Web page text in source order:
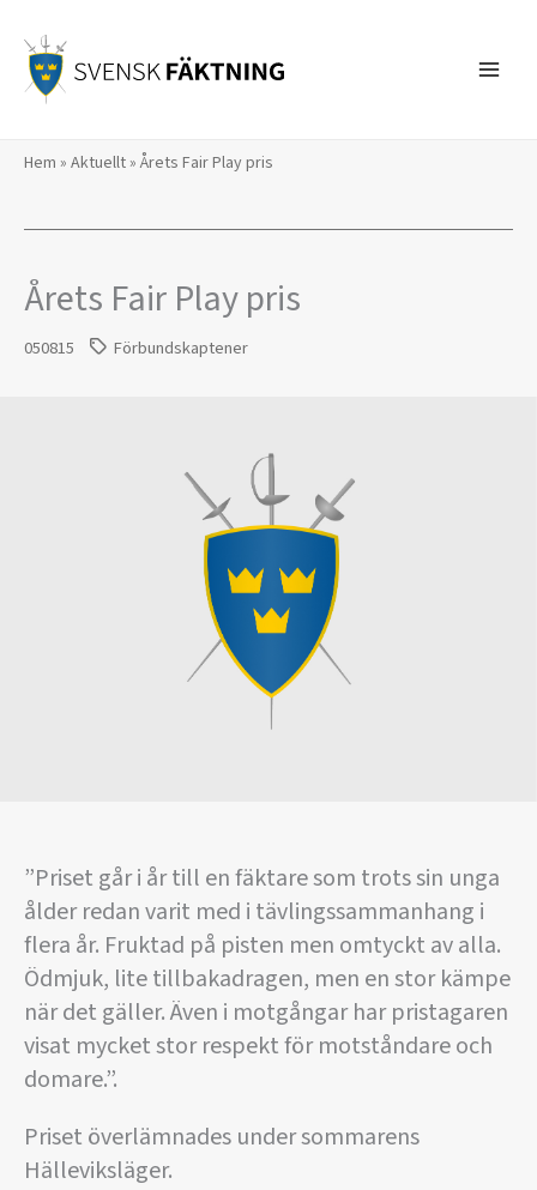
innehåll
Hem » Aktuellt»Årets Fair Play pris
Årets Fair Play pris
050815 Förbundskaptener
”Priset går i år till en fäktare som trots sin unga
ålder redan varit med i tävlingssammanhang i
flera år. Fruktad på pisten men omtyckt av alla.
Ödmjuk, lite tillbakadragen, men en stor kämpe
när det gäller. Även i motgångar har pristagaren
visat mycket stor respekt för motståndare och
domare.”.
Priset överlämnades under sommarens
Hälleviksläger.